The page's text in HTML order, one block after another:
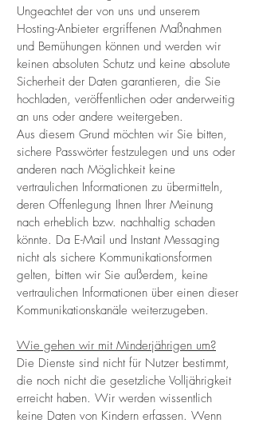
Ungeachtet der von uns und unserem
Hosting-Anbieter ergriffenen Maßnahmen
und Bemühungen können und werden wir
keinen absoluten Schutz und keine absolute
Sicherheit der Daten garantieren, die Sie
hochladen, veröffentlichen oder anderweitig
an uns oder andere weitergeben.
Aus diesem Grund möchten wir Sie bitten,
sichere Passwörter festzulegen und uns oder
anderen nach Möglichkeit keine
vertraulichen Informationen zu übermitteln,
deren Offenlegung Ihnen Ihrer Meinung
nach erheblich bzw. nachhaltig schaden
könnte. Da E-Mail und Instant Messaging
nicht als sichere Kommunikationsformen
gelten, bitten wir Sie außerdem, keine
vertraulichen Informationen über einen dieser
Kommunikationskanäle weiterzugeben.
Wie gehen wir mit Minderjährigen um?
Die Dienste sind nicht für Nutzer bestimmt,
die noch nicht die gesetzliche Volljährigkeit
erreicht haben. Wir werden wissentlich
keine Daten von Kindern erfassen. Wenn